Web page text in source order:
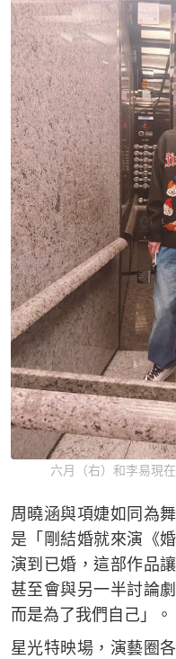
六月（右）和李易現
周曉涵與項婕如同為
是「剛結婚就來演《
演到已婚，這部作品
甚至會與另一半討論
而是為了我們自己」。
星光特映場，演藝圈